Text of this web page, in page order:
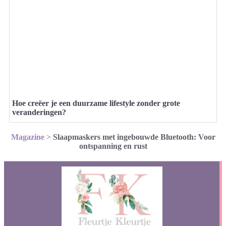
Hoe creëer je een duurzame lifestyle zonder grote
veranderingen?
Magazine> Slaapmaskers met ingebouwde Bluetooth: Voor
ontspanning en rust